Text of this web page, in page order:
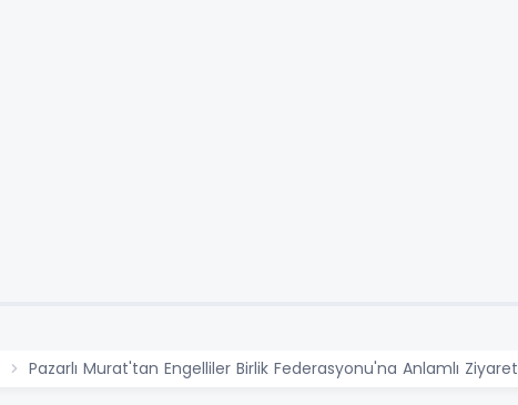
Pazarlı Murat'tan Engelliler Birlik Federasyonu'na Anlamlı Ziyaret